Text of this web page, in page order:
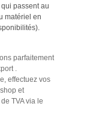
passent au
matériel en
parfaitement
.
effectuez vos
et
TVA via le